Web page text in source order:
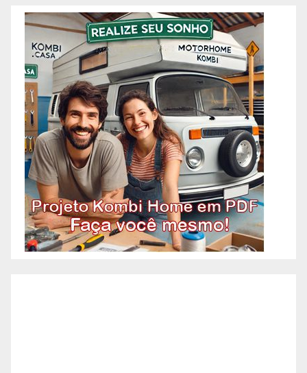
conhecidos por seus serviços de
qualidade em BH. Você pode
contatá-los pelos telefones 31
3473-2000, 3357-1961 ou
98687-2000 se você está
pensando em reformar ou pintar
a fachada da sua empresa,
condomínio ou